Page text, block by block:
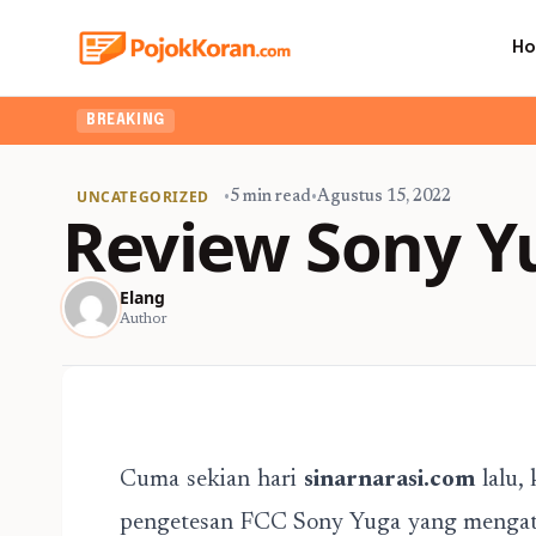
BREAKING
UNCATEGORIZED •5 min read•Agustus 15, 2022
Review Sony
Elang
Author
Cuma sekian hari sinarnarasi.comlalu,
pengetesan FCC Sony Yuga yang